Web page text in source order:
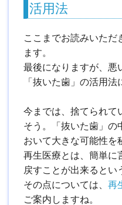
活用法
ここまでお読みいただ
ます。
最後になりますが、悪
「抜いた歯」の活用法
今までは、捨てられて
そう。「抜いた歯」の
おいて大きな可能性を
再生医療とは、簡単に
戻すことが出来るとい
その点については、 再
ご案内しますね。